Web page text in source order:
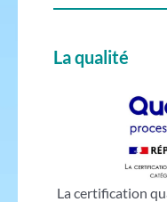
La qualité
La certification